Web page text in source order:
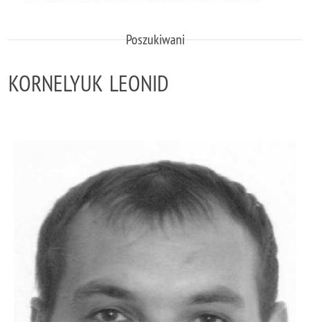
Poszukiwani
KORNELYUK LEONID